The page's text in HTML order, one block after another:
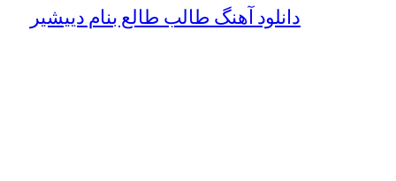
دانلود آهنگ طالب طالع بنام دییشیر